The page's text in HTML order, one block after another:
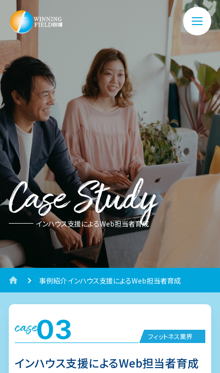
Case Study
インハウス支援によるWeb担当者育成
事例紹介 インハウス支援によるWeb担当者育成
case03
インハウス支援によるWeb担当者育成
フィットネス業界